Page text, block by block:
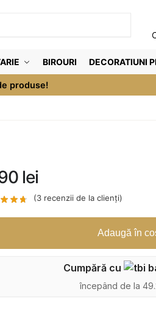
BIROURI DECORATIUNI
produse!
lei
(3recenzii de la clienți)
Adaugă în
Cumpără cu
începând de la